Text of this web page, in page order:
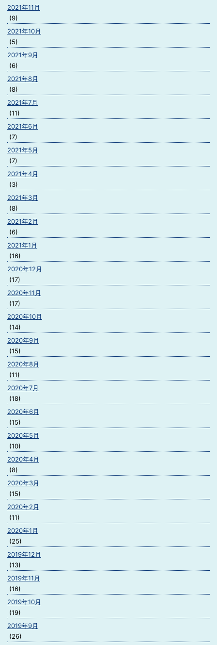
2021年11月
(9)
2021年10月
(5)
2021年9月
(6)
2021年8月
(8)
2021年7月
(11)
2021年6月
(7)
2021年5月
(7)
2021年4月
(3)
2021年3月
(8)
2021年2月
(6)
2021年1月
(16)
2020年12月
(17)
2020年11月
(17)
2020年10月
(14)
2020年9月
(15)
2020年8月
(11)
2020年7月
(18)
2020年6月
(15)
2020年5月
(10)
2020年4月
(8)
2020年3月
(15)
2020年2月
(11)
2020年1月
(25)
2019年12月
(13)
2019年11月
(16)
2019年10月
(19)
2019年9月
(26)